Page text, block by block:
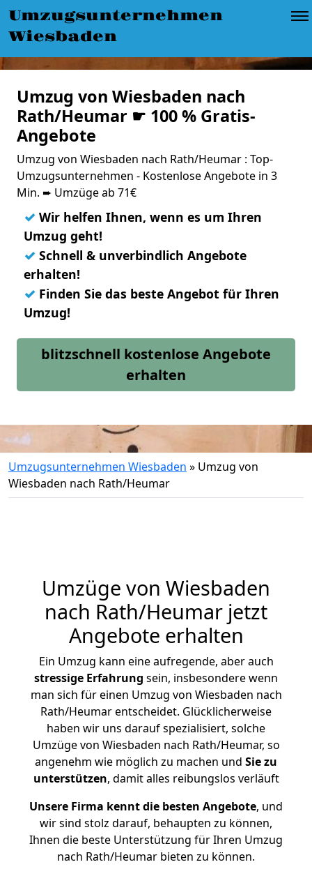
Umzugsunternehmen
Wiesbaden
Umzug von Wiesbaden nach
Rath/Heumar ☛ 100 % Gratis-
Angebote
Umzug von Wiesbaden nach Rath/Heumar : Top-
Umzugsunternehmen - Kostenlose Angebote in 3
Min. ➨ Umzüge ab 71€
✓ Wir helfen Ihnen, wenn es um Ihren
Umzug geht!
✓ Schnell & unverbindlich Angebote
erhalten!
✓ Finden Sie das beste Angebot für Ihren
Umzug!
blitzschnell kostenlose Angebote
erhalten
Umzugsunternehmen Wiesbaden » Umzug von
Wiesbaden nach Rath/Heumar
Umzüge von Wiesbaden
nach Rath/Heumar jetzt
Angebote erhalten
Ein Umzug kann eine aufregende, aber auch
stressige Erfahrung sein, insbesondere wenn
man sich für einen Umzug von Wiesbaden nach
Rath/Heumar entscheidet. Glücklicherweise
haben wir uns darauf spezialisiert, solche
Umzüge von Wiesbaden nach Rath/Heumar, so
angenehm wie möglich zu machen und Sie zu
unterstützen, damit alles reibungslos verläuft
Unsere Firma kennt die besten Angebote, und
wir sind stolz darauf, behaupten zu können,
Ihnen die beste Unterstützung für Ihren Umzug
nach Rath/Heumar bieten zu können.